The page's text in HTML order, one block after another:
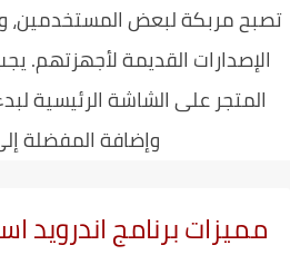
مربكة لبعض المستخدمين،
الإصدارات القديمة لأجهزتهم.
المتجر على الشاشة الرئيسية
وإضافة المفضلة
مميزات برنامج اندرويد